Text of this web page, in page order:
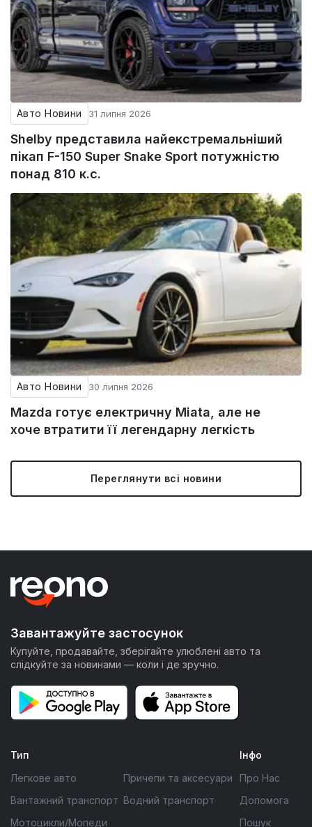
Авто Новини 31 липня 2026
Shelby представила найекстремальніший
пікап F-150 Super Snake Sport потужністю
понад 810 к.с.
Авто Новини 30 липня 2026
Mazda готує електричну Miata, але не
хоче втратити її легендарну легкість
Переглянути всі новини
Завантажуйте застосунок
Купуйте, продавайте, зберігайте улюблені авто та
слідкуйте за новинами — коли і де зручно.
Тип
Легкове авто
Вантажний транспорт
Мотоцикли/Мопеди
Причепи та аксесуари
Водний транспорт
Інфо
Про Нас
Допомога
Пошук